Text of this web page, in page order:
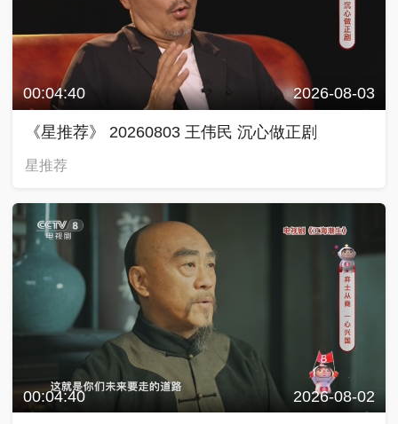
00:04:40 2026-08-03
《星推荐》 20260803 王伟民 沉心做正剧
星推荐
00:04:40 2026-08-02